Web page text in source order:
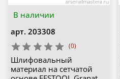
В наличии
арт. 203308
(0)
Шлифовальный
материал на сетчатой